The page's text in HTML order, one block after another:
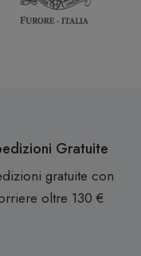
Gratuite
gratuite con
oltre 130 €